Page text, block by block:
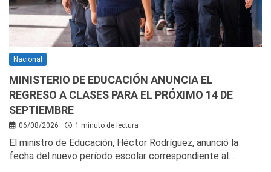
Nacional
MINISTERIO DE EDUCACIÓN ANUNCIA EL
REGRESO A CLASES PARA EL PRÓXIMO 14 DE
SEPTIEMBRE
06/08/2026 1 minuto de lectura
El ministro de Educación, Héctor Rodríguez, anunció la
fecha del nuevo período escolar correspondiente al…